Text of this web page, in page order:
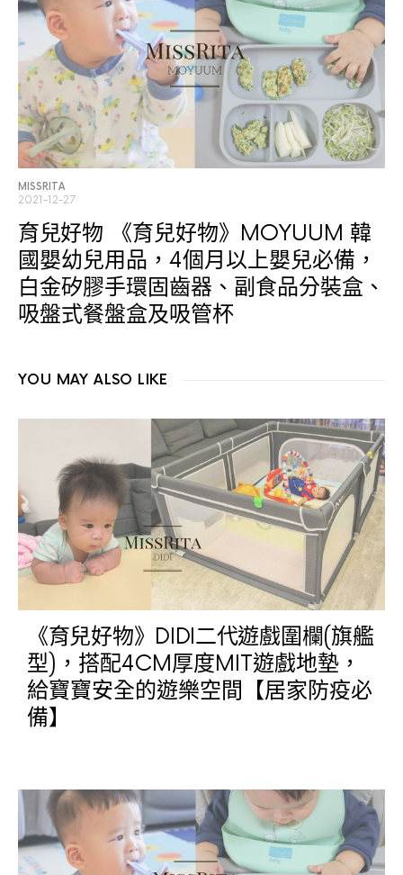
MISSRITA
2021-12-27
育兒好物
《育兒好物》MOYUUM 韓
國嬰幼兒用品，4個月以上嬰兒必備，
白金矽膠手環固齒器、副食品分裝盒、
吸盤式餐盤盒及吸管杯
YOU MAY ALSO LIKE
《育兒好物》DIDI二代遊戲圍欄(旗艦
型)，搭配4CM厚度MIT遊戲地墊，
給寶寶安全的遊樂空間【居家防疫必
備】